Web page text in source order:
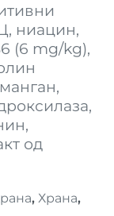
ниацин,
(6 mg/kg),
од
, Храна,